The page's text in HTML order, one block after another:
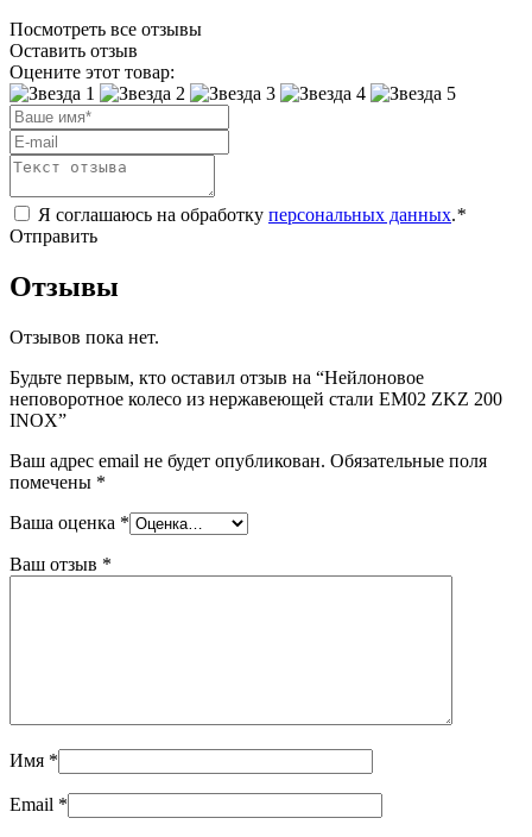
Посмотреть все отзывы
Оставить отзыв
Оцените этот товар:
Я соглашаюсь на обработку персональных данных.*
Отправить
Отзывы
Отзывов пока нет.
Будьте первым, кто оставил отзыв на “Нейлоновое
неповоротное колесо из нержавеющей стали EM02 ZKZ 200
INOX”
Ваш адрес email не будет опубликован. Обязательные поля
помечены *
Ваша оценка *
Ваш отзыв *
Имя *
Email *